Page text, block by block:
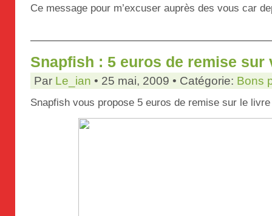
Ce message pour m’excuser auprès des vous car
Snapfish : 5 euros de remise
Par Le_ian • 25 mai, 2009 • Catégorie: Bons
Snapfish vous propose 5 euros de remise sur le